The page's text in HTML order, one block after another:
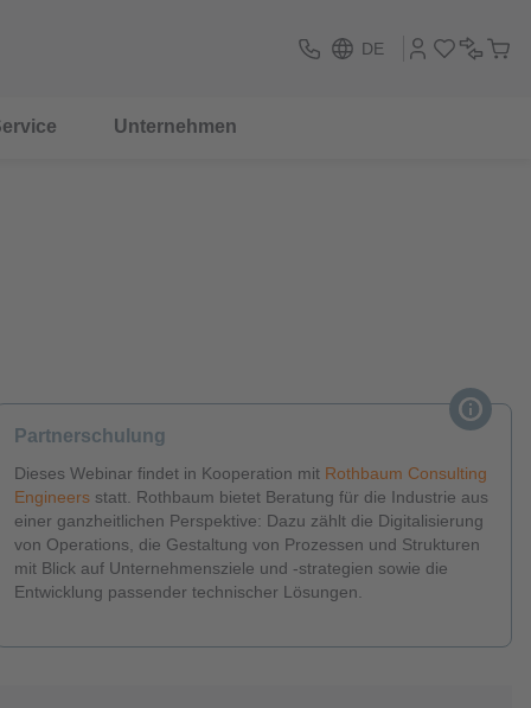
DE
Unternehmen
Partnerschulung
Dieses Webinar findet in Kooperation mit Rothbaum Consulting
Engineersstatt. Rothbaum bietet Beratung für die Industrie aus
einer ganzheitlichen Perspektive: Dazu zählt die Digitalisierung
von Operations, die Gestaltung von Prozessen und Strukturen
mit Blick auf Unternehmensziele und -strategien sowie die
Entwicklung passender technischer Lösungen.